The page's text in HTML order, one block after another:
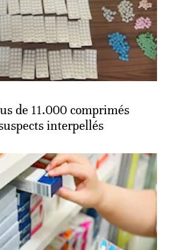
de 11.000 comprimés
interpellés